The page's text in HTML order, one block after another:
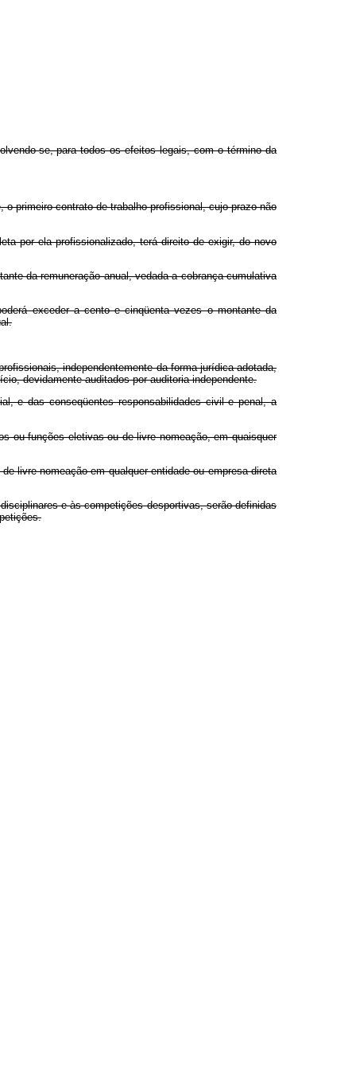
se, para todos os efeitos legais, com o término da
primeiro contrato de trabalho profissional, cujo prazo não
por ela profissionalizado, terá direito de exigir, do novo
da remuneração anual, vedada a cobrança cumulativa
exceder a cento e cinqüenta vezes o montante da
independentemente da forma jurídica adotada,
devidamente auditados por auditoria independente.
e das conseqüentes responsabilidades civil e penal, a
ou funções eletivas ou de livre nomeação, em quaisquer
livre nomeação em qualquer entidade ou empresa direta
e às competições desportivas, serão definidas